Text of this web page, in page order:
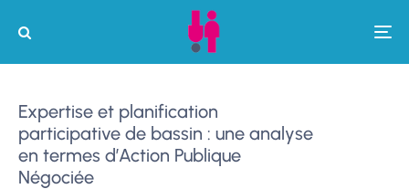
Expertise et planification
participative de bassin : une analyse
en termes d’Action Publique
Négociée